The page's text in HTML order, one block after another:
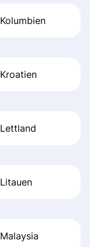
Kolumbien
Kroatien
Lettland
Litauen
Malaysia